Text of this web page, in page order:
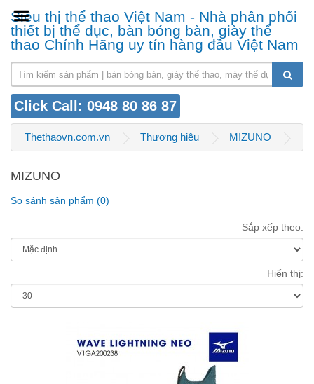
Siêu thị thể thao Việt Nam - Nhà phân phối
thiết bị thể dục, bàn bóng bàn, giày thể
thao Chính Hãng uy tín hàng đầu Việt Nam
Click Call: 0948 80 86 87
Thethaovn.com.vn Thương hiệu MIZUNO
MIZUNO
So sánh sản phẩm (0)
Sắp xếp theo:
Hiển thị: